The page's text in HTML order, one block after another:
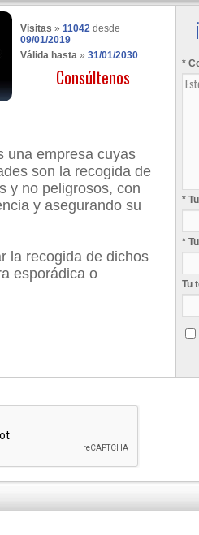
Visitas » 11042 desde
09/01/2019
Válida hasta » 31/01/2030
Consúltenos
una empresa cuyas
son la recogida de
y no peligrosos, con
y asegurando su
la recogida de dichos
esporádica o
*
*
*
Tu